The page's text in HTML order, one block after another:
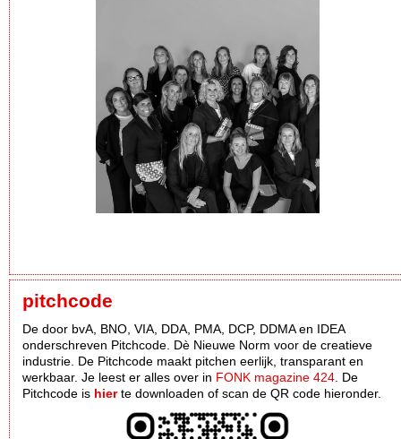
pitchcode
De door bvA, BNO, VIA, DDA, PMA, DCP, DDMA en IDEA
onderschreven Pitchcode. Dè Nieuwe Norm voor de creatieve
industrie. De Pitchcode maakt pitchen eerlijk, transparant en
werkbaar. Je leest er alles over in FONK magazine 424 . De
Pitchcode is hierte downloaden of scan de QR code hieronder.